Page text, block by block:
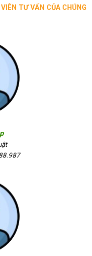
CỦA CHÚNG